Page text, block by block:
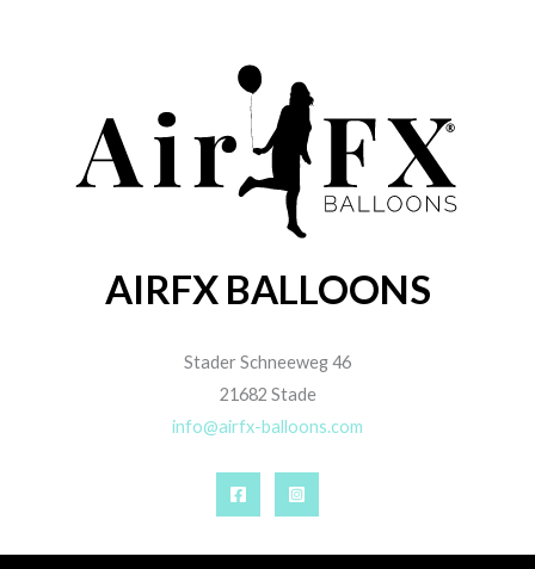
AIRFX BALLOONS
Stader Schneeweg 46
21682 Stade
info@airfx-balloons.com